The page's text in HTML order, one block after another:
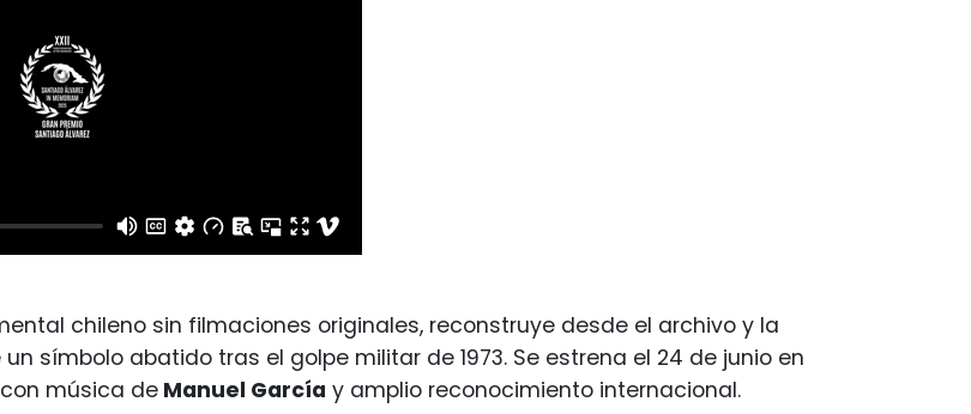
chileno sin filmaciones originales, reconstruye desde el archivo y la
símbolo abatido tras el golpe militar de 1973. Se estrena el 24 de junio en
con música de Manuel García y amplio reconocimiento internacional.